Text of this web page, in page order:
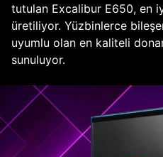
tutulan Excalibur E650, en
üretiliyor. Yüzbinlerce
uyumlu olan en kaliteli
sunuluyor.